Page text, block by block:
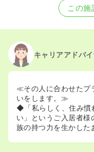
この施
キャリアアドバ
≪その人に合わせたプ
いをします。≫
◆「私らしく、住み慣
い」というご入居者様
族の持つ力を生かした